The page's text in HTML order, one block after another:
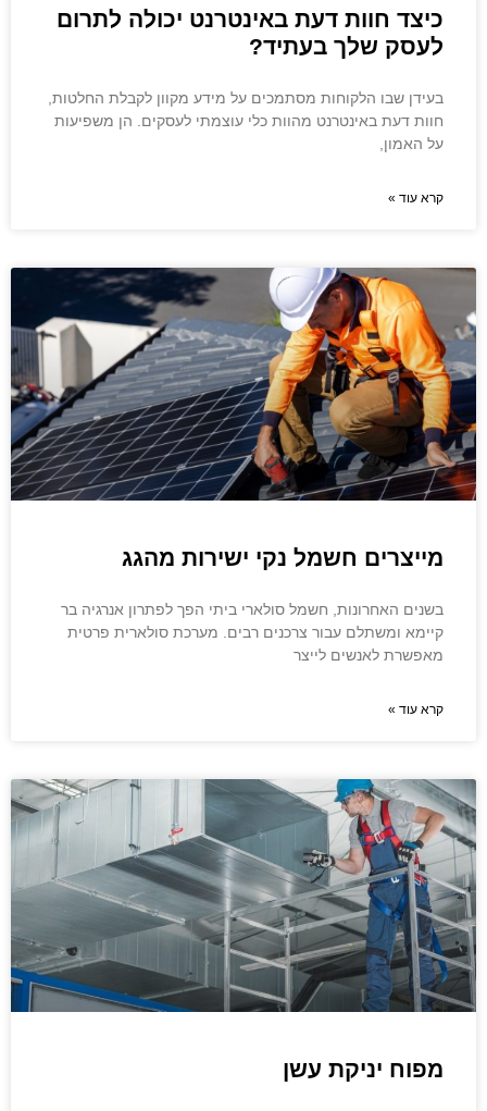
כיצד חוות דעת באינטרנט יכולה לתרום
לעסק שלך בעתיד?
בעידן שבו הלקוחות מסתמכים על מידע מקוון לקבלת החלטות,
חוות דעת באינטרנט מהוות כלי עוצמתי לעסקים. הן משפיעות
על האמון,
קרא עוד »
מייצרים חשמל נקי ישירות מהגג
בשנים האחרונות, חשמל סולארי ביתי הפך לפתרון אנרגיה בר
קיימא ומשתלם עבור צרכנים רבים. מערכת סולארית פרטית
מאפשרת לאנשים לייצר
קרא עוד »
מפוח יניקת עשן